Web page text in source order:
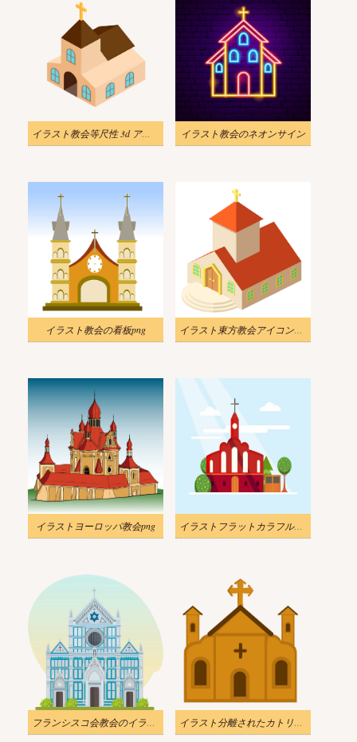
イラスト教会等尺性 3d アイコン PNG 透明 イラスト教会のネオンサイン
イラスト教会の看板png イラスト東方教会アイコンアイソメスタイルpng
イラストヨーロッパ教会png イラストフラットカラフルな教会のコンセプト
フランシスコ会教会のイラストpng透明 イラスト分離されたカトリック教会 PNG 透明